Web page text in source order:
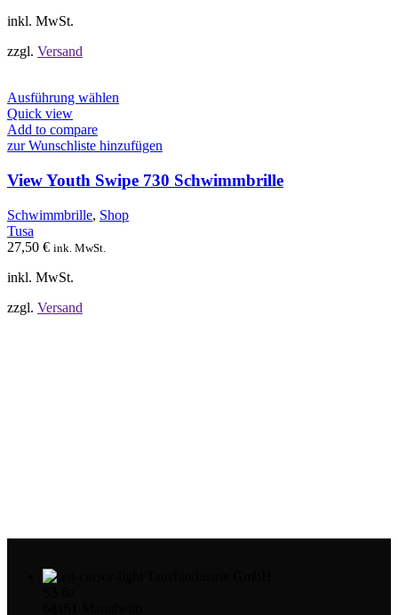
inkl. MwSt.
zzgl. Versand
Ausführung wählen
mehrere
auf.
Die
Optionen
können
Quick view
Add to compare
zur Wunschliste hinzufügen
View Youth Swipe 730 Schwimmbrille
Schwimmbrille, Shop
Tusa
27,50 € ink. MwSt.
inkl. MwSt.
zzgl. Versand